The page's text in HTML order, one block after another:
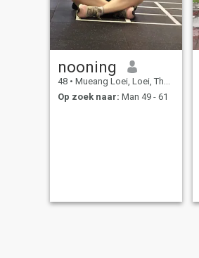
nooning
48 • Mueang Loei, Loei, Thailand
Op zoek naar: Man 49 - 61